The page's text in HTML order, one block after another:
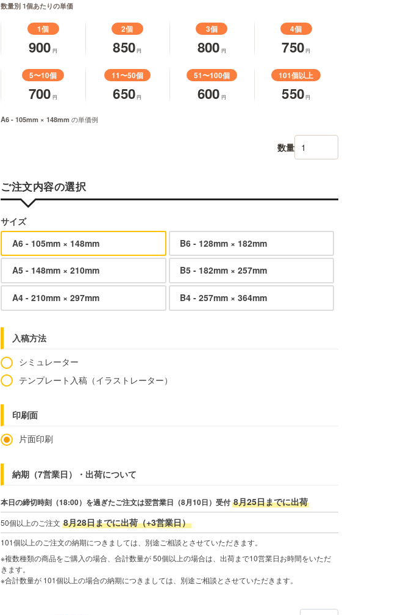
数量別 1個あたりの単価
1個
900 円
2個
850円
3個
800 円
4個
750円
5〜10個
700 円
11〜50個
650円
51〜100個
600 円
101個以上
550円
A6 - 105mm × 148mmの単価例
数量
ご注文内容の選択
サイズ
A6 - 105mm × 148mm
B6 - 128mm × 182mm
A5 - 148mm × 210mm B5 - 182mm × 257mm
A4 - 210mm × 297mm B4 - 257mm × 364mm
入稿方法
シミュレーター
テンプレート入稿（イラストレーター）
印刷面
片面印刷
納期（7営業日）・出荷について
本日の締切時刻（18:00）を過ぎたご注文は翌営業日（8月10日）受付 8月25日までに出荷
50個以上のご注文 8月28日までに出荷（+3営業日）
101個以上のご注文の納期につきましては、別途ご相談とさせていただきます。
※複数種類の商品をご購入の場合、合計数量が 50個以上の場合は、出荷まで10営業日お時間をいただ
きます。
※合計数量が 101個以上の場合の納期につきましては、別途ご相談とさせていただきます。